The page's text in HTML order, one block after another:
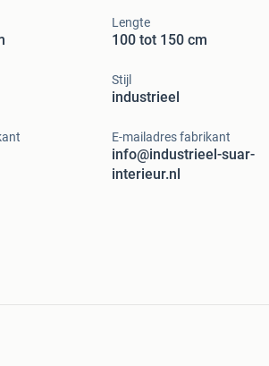
Lengte
100 tot 150 cm
Stijl
industrieel
E-mailadres fabrikant
info@industrieel-suar-
interieur.nl